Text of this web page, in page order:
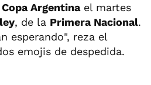
Copa Argentinael martes
, de la Primera Nacional.
esperando", reza el
emojis de despedida.